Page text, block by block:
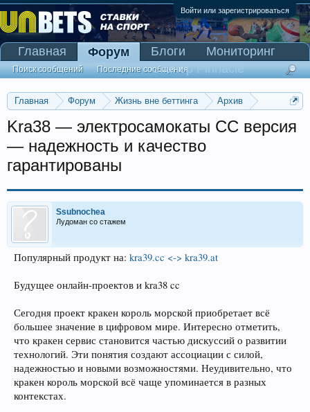
Войти или зарегистрироваться
Главная Форум Жизнь вне беттинга
Архив
Kra38 — электросамокаты CC версия
— надежность и качество
гарантированы
Ssubnochea
Лудоман со стажем
Популярный продукт на: kra39.cc <-> kra39.at
Будущее онлайн-проектов и kra38 cc
Сегодня проект кракен король морской приобретает всё
большее значение в цифровом мире. Интересно отметить,
что кракен сервис становится частью дискуссий о развитии
технологий. Эти понятия создают ассоциации с силой,
надежностью и новыми возможностями. Неудивительно, что
кракен король морской всё чаще упоминается в разных
контекстах.
Главная Форум
Поиск сообщений Последние сообщения
Блоги
Мониторинг
Сканер Pinnacle